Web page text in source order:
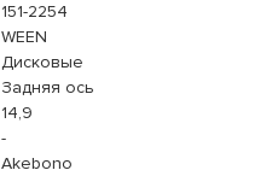
151-2254
WEEN
Дисковые
Задняя ось
14,9
-
Akebono